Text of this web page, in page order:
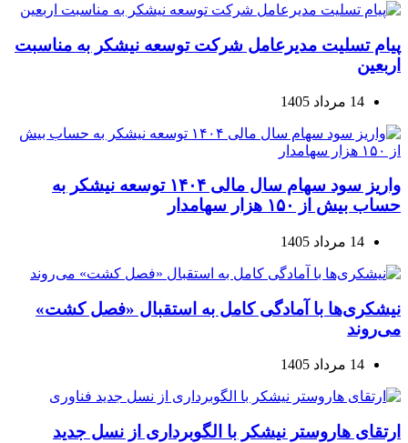
پیام تسلیت مدیرعامل شرکت توسعه نیشکر به مناسبت
اربعین
14 مرداد 1405
واریز سود سهام سال مالی ۱۴۰۴ توسعه نیشکر به
حساب بیش از ۱۵۰ هزار سهامدار
14 مرداد 1405
نیشکری‌ها با آمادگی کامل به استقبال «فصل کشت»
می‌روند
14 مرداد 1405
ارتقای هاروستر نیشکر با الگوبرداری از نسل جدید